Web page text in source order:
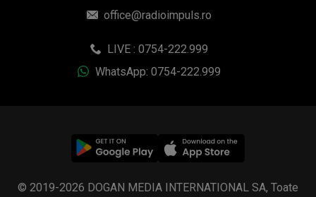
office@radioimpuls.ro
LIVE : 0754-222.999
WhatsApp: 0754-222.999
© 2019-2026 DOGAN MEDIA INTERNATIONAL SA, Toate